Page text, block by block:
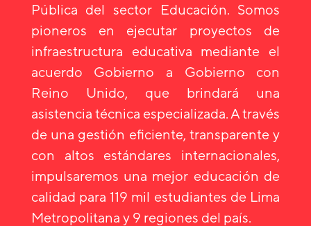
Pública del sector Educación. Somos
pioneros en ejecutar proyectos de
infraestructura educativa mediante el
acuerdo Gobierno a Gobierno con
Reino Unido, que brindará una
asistencia técnica especializada. A través
de una gestión eficiente, transparente y
con altos estándares internacionales,
impulsaremos una mejor educación de
calidad para 119 mil estudiantes de Lima
Metropolitana y 9 regiones del país.